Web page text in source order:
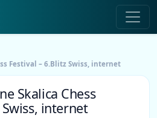
Festival – 6.Blitz Swiss, internet
Skalica Chess
internet